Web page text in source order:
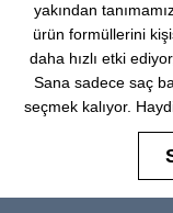
yakından
ürün formüllerini
daha hızlı etki
Sana sadece saç
seçmek kalıyor.